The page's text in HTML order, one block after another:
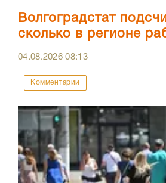
Волгоградстат
сколько в регионе
04.08.202608:13
Комментарии